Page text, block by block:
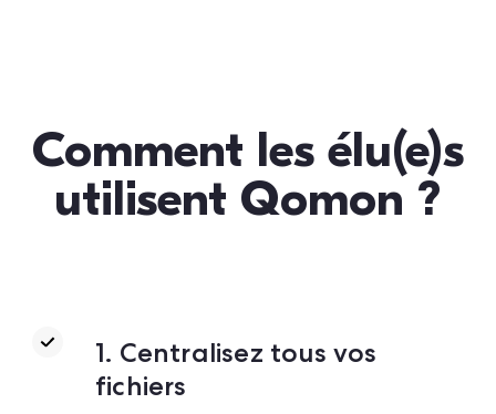
Comment les élu(e)s
utilisent Qomon ?
1. Centralisez tous vos
fichiers